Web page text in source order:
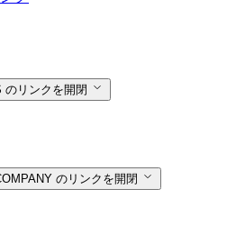
のリンクを開閉
のリンクを開閉